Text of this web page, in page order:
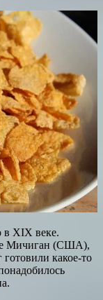
в XIX веке.
Мичиган (США),
какое-то